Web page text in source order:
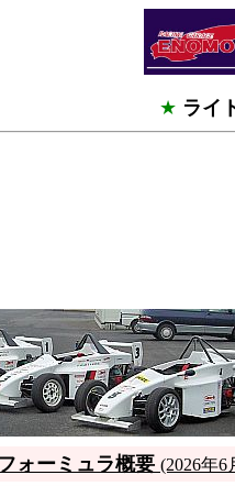
★ ライ
ォーミュラ概要 (2026年6